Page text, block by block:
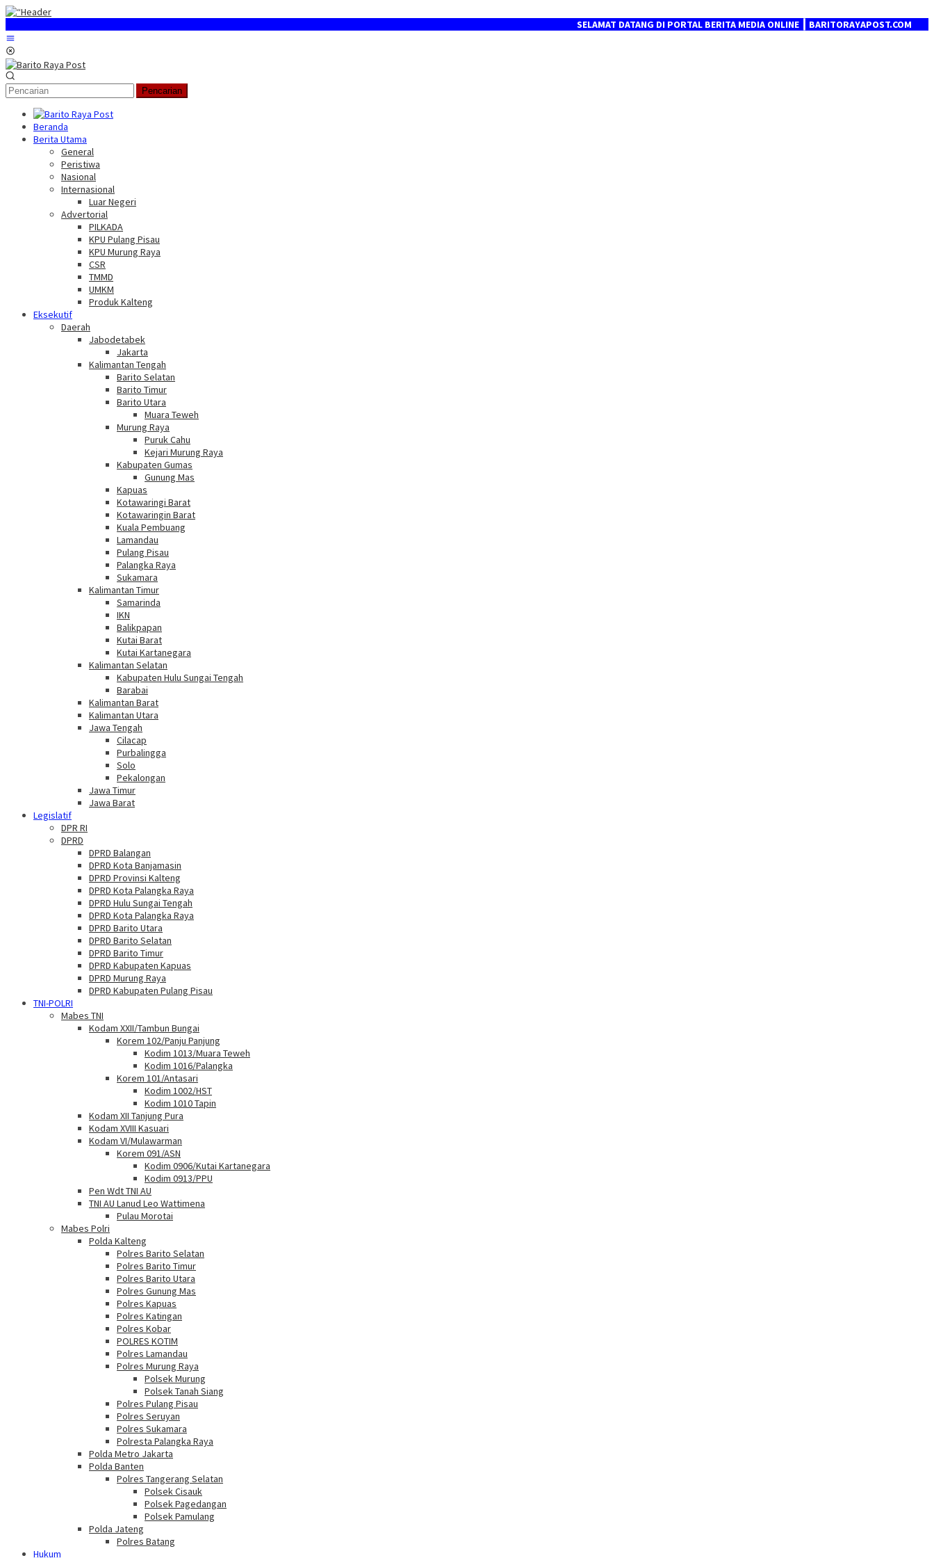
Loncat
konten
SELAMAT DATANG DI PORTAL BERITA MEDIA ONLINE ┃ BARITORAYAPOST.COM
Pencarian
Beranda
Berita Utama
General
Peristiwa
Nasional
Internasional
Luar Negeri
Advertorial
PILKADA
KPU Pulang Pisau
KPU Murung Raya
CSR
TMMD
UMKM
Produk Kalteng
Eksekutif
Daerah
Jabodetabek
Jakarta
Kalimantan Tengah
Barito Selatan
Barito Timur
Barito Utara
Muara Teweh
Murung Raya
Puruk Cahu
Kejari Murung Raya
Kabupaten Gumas
Gunung Mas
Kapuas
Kotawaringi Barat
Kotawaringin Barat
Kuala Pembuang
Lamandau
Pulang Pisau
Palangka Raya
Sukamara
Kalimantan Timur
Samarinda
IKN
Balikpapan
Kutai Barat
Kutai Kartanegara
Kalimantan Selatan
Kabupaten Hulu Sungai Tengah
Barabai
Kalimantan Barat
Kalimantan Utara
Jawa Tengah
Cilacap
Purbalingga
Solo
Pekalongan
Jawa Timur
Jawa Barat
Legislatif
DPR RI
DPRD
DPRD Balangan
DPRD Kota Banjamasin
DPRD Provinsi Kalteng
DPRD Kota Palangka Raya
DPRD Hulu Sungai Tengah
DPRD Kota Palangka Raya
DPRD Barito Utara
DPRD Barito Selatan
DPRD Barito Timur
DPRD Kabupaten Kapuas
DPRD Murung Raya
DPRD Kabupaten Pulang Pisau
TNI-POLRI
Mabes TNI
Kodam XXII/Tambun Bungai
Korem 102/Panju Panjung
Kodim 1013/Muara Teweh
Kodim 1016/Palangka
Korem 101/Antasari
Kodim 1002/HST
Kodim 1010 Tapin
Kodam XII Tanjung Pura
Kodam XVIII Kasuari
Kodam VI/Mulawarman
Korem 091/ASN
Kodim 0906/Kutai Kartanegara
Kodim 0913/PPU
Pen Wdt TNI AU
TNI AU Lanud Leo Wattimena
Pulau Morotai
Mabes Polri
Polda Kalteng
Polres Barito Selatan
Polres Barito Timur
Polres Barito Utara
Polres Gunung Mas
Polres Kapuas
Polres Katingan
Polres Kobar
POLRES KOTIM
Polres Lamandau
Polres Murung Raya
Polsek Murung
Polsek Tanah Siang
Polres Pulang Pisau
Polres Seruyan
Polres Sukamara
Polresta Palangka Raya
Polda Metro Jakarta
Polda Banten
Polres Tangerang Selatan
Polsek Cisauk
Polsek Pagedangan
Polsek Pamulang
Polda Jateng
Polres Batang
Hukum